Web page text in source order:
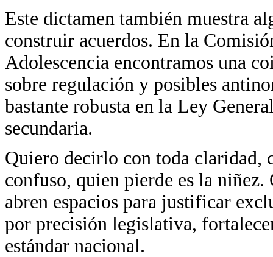
Este dictamen también muestra
construir acuerdos. En la
Adolescencia encontramos una
sobre regulación y posibles
bastante robusta en la Ley
secundaria.
Quiero decirlo con toda claridad,
confuso, quien pierde es la
abren espacios para justificar
por precisión legislativa,
estándar nacional.